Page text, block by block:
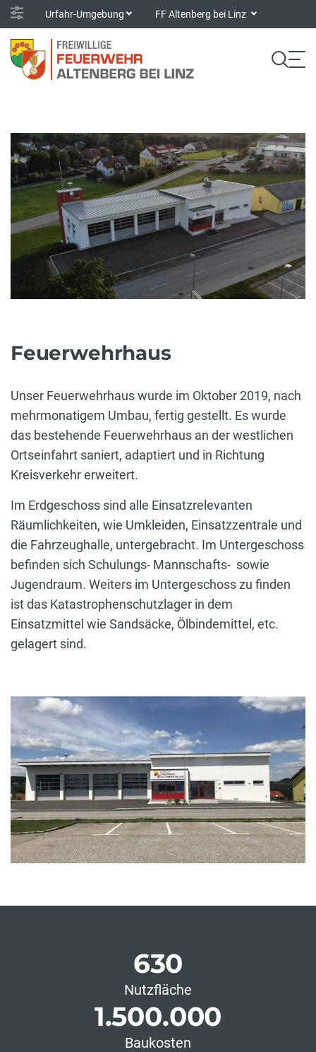
Urfahr-Umgebung FF Altenberg bei Linz
Feuerwehrhaus
Unser Feuerwehrhaus wurde im Oktober 2019, nach
mehrmonatigem Umbau, fertig gestellt. Es wurde
das bestehende Feuerwehrhaus an der westlichen
Ortseinfahrt saniert, adaptiert und in Richtung
Kreisverkehr erweitert.
Im Erdgeschoss sind alle Einsatzrelevanten
Räumlichkeiten, wie Umkleiden, Einsatzzentrale und
die Fahrzeughalle, untergebracht. Im Untergeschoss
befinden sich Schulungs- Mannschafts- sowie
Jugendraum. Weiters im Untergeschoss zu finden
ist das Katastrophenschutzlager in dem
Einsatzmittel wie Sandsäcke, Ölbindemittel, etc.
gelagert sind.
630
Nutzfläche
1.500.000
Baukosten